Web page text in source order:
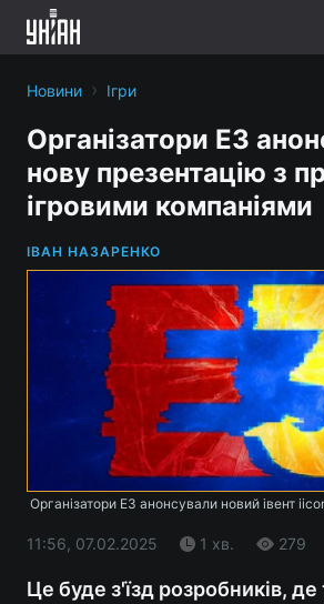
Новини › Ігри
Організатори E3
нову презентацію з
ігровими компаніями
ІВАН НАЗАРЕНКО
Організатори E3 анонсували новий івент
11:56, 07.02.2025 1 хв. 279
Це буде з'їзд розробників, де